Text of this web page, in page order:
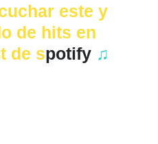
este y
de hits en
de spotify ♫